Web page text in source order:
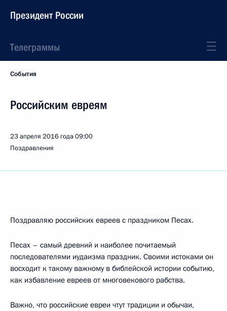
Президент России
Телеграммы
События
Российским евреям
23 апреля 2016 года09:00
Поздравления
Поздравляю российских евреев с праздником Песах.
Песах – самый древний и наиболее почитаемый
последователями иудаизма праздник. Своими истоками он
восходит к такому важному в библейской истории событию,
как избавление евреев от многовекового рабства.
Важно, что российские евреи чтут традиции и обычаи,